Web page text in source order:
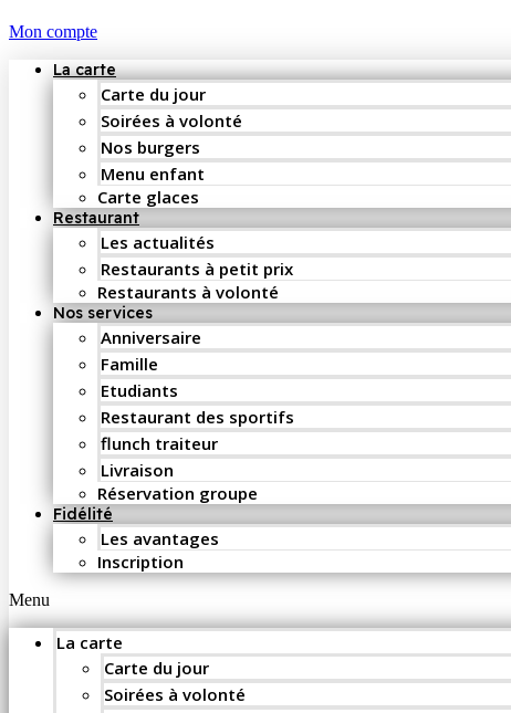
Mon compte
La carte
Carte du jour
Soirées à volonté
Nos burgers
Menu enfant
Carte glaces
Restaurant
Les actualités
Restaurants à petit prix
Restaurants à volonté
Nos services
Anniversaire
Famille
Etudiants
Restaurant des sportifs
flunch traiteur
Livraison
Réservation groupe
Fidélité
Les avantages
Inscription
Menu
La carte
Carte du jour
Soirées à volonté